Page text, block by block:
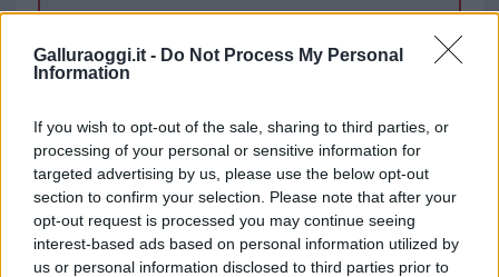
Galluraoggi.it - Do Not Process My Personal
Information
If you wish to opt-out of the sale, sharing to third parties, or
processing of your personal or sensitive information for
targeted advertising by us, please use the below opt-out
section to confirm your selection. Please note that after your
opt-out request is processed you may continue seeing
interest-based ads based on personal information utilized by
us or personal information disclosed to third parties prior to
Puoi abbonarti asoli € 1,10 al mese
cliccandoqui
Sei già abbonato?
Puoi effettuare l'accesso andando nella
sezioneLogindal menù del sito o
cliccandoqui